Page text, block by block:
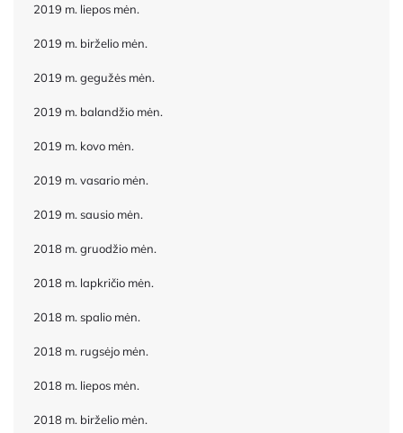
2019 m. liepos mėn.
2019 m. birželio mėn.
2019 m. gegužės mėn.
2019 m. balandžio mėn.
2019 m. kovo mėn.
2019 m. vasario mėn.
2019 m. sausio mėn.
2018 m. gruodžio mėn.
2018 m. lapkričio mėn.
2018 m. spalio mėn.
2018 m. rugsėjo mėn.
2018 m. liepos mėn.
2018 m. birželio mėn.